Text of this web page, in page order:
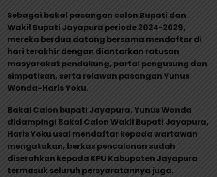
Sebagai bakal pasangan calon Bupati dan
Wakil Bupati Jayapura periode 2024-2029,
mereka berdua datang bersama mendaftar di
hari terakhir dengan diantarkan ratusan
masyarakat pendukung, partai pengusung dan
simpatisan, serta relawan pasangan Yunus
Wonda-Haris Yoku.
Bakal Calon bupati Jayapura, Yunus Wonda
didampingi Bakal Calon Wakil Bupati Jayapura,
Haris Yoku usai mendaftar kepada wartawan
mengatakan, berkas pencalonan sudah
diserahkan kepada KPU Kabupaten Jayapura
termasuk seluruh persyaratannya juga.